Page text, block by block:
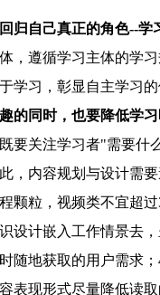
归自己真正的角色--学
，遵循学习主体的学
学习，彰显自主学习
的同时，也要降低学
要关注学习者"需要什
，内容规划与设计需
颗粒，视频类不宜超
设计嵌入工作情景去
随地获取的用户需求
表现形式尽量降低读